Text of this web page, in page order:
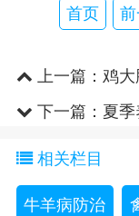
首页
上一篇： 鸡
下一篇： 夏
相关栏目
牛羊病防治